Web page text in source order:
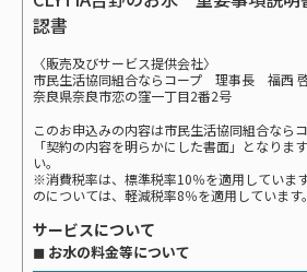
認書
〈販売及びサービス提供会社〉
市民生活協同組合ならコープ 理事長 福西
奈良県奈良市恋の窪一丁目2番2号
このお申込みの内容は市民生活協同組合なら
「契約の内容を明らかにした書面」となりま
い。
※消費税率は、標準税率10％を適用していま
のについては、軽減税率8％を適用しています。
サービスについて
◼ お水の料金等について